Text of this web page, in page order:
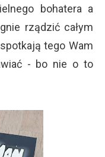
bohatera a
rządzić całym
tego Wam
- bo nie o to